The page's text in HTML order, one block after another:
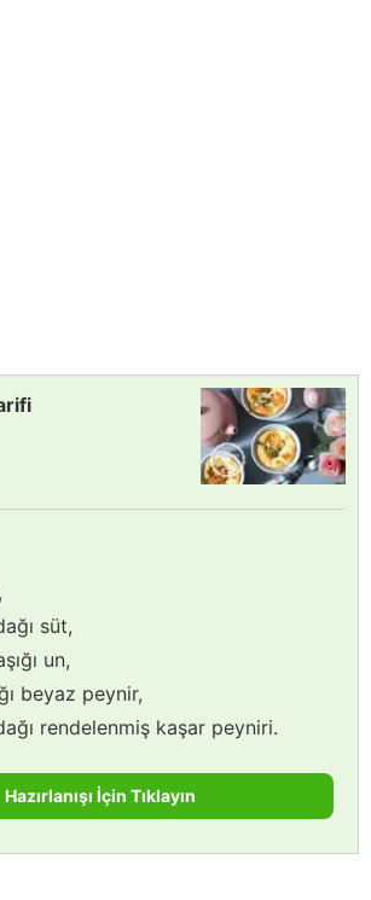
süt,
un,
beyaz peynir,
rendelenmiş kaşar peyniri.
Hazırlanışı İçin Tıklayın